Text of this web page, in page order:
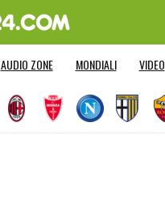
AUDIO ZONE MONDIALI VIDEO